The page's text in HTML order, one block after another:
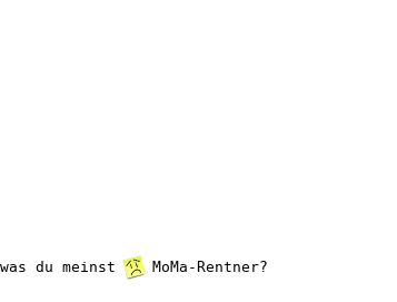
du meinst
MoMa-Rentner?